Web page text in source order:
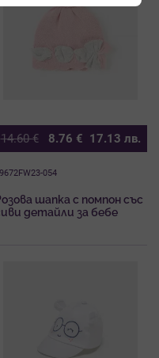
14.60€ 8.76 € 17.13 лв.
054
шапка с помпон със
детайли за бебе